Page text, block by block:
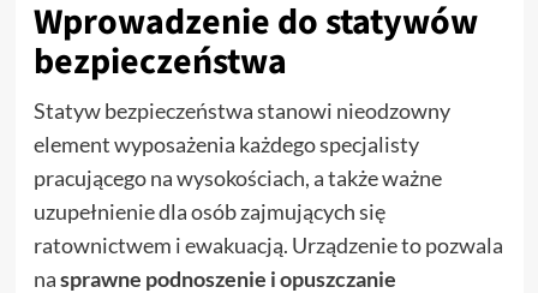
Wprowadzenie do statywów
bezpieczeństwa
Statyw bezpieczeństwa stanowi nieodzowny
element wyposażenia każdego specjalisty
pracującego na wysokościach, a także ważne
uzupełnienie dla osób zajmujących się
ratownictwem i ewakuacją. Urządzenie to pozwala
nasprawne podnoszenie i opuszczanie